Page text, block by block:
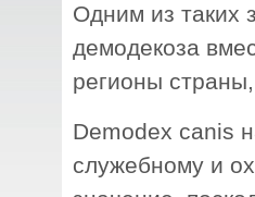
Одним из таких
демодекоза
регионы
Demodex canis
служебному и